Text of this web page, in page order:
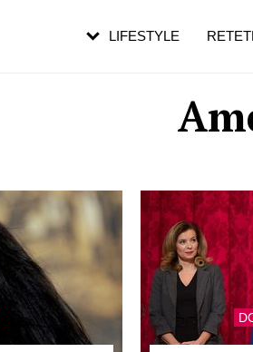
LIFESTYLE
ce înaintezi în vârstă